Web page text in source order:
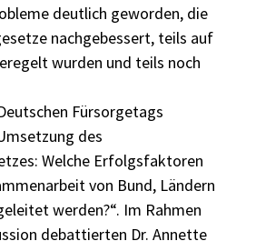
deutlich geworden, die
nachgebessert, teils auf
wurden und teils noch
Fürsorgetags
des
Welche Erfolgsfaktoren
von Bund, Ländern
werden?“. Im Rahmen
debattierten Dr. Annette